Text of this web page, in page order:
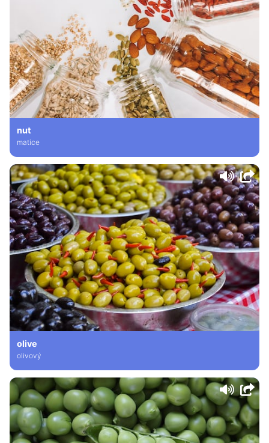
nut
matice
olive
olivový